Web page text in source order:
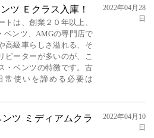
ツ Ｅクラス入庫！
トは、創業２０年以上、
ベンツ、AMGの専門店で
高級車らしさ溢れる、そ
ピーターが多いのが、こ
・ベンツの特徴です。古
常使いを諦める必要は
2022年04月28
日
ンツ ミディアムクラ
2022年04月10
日